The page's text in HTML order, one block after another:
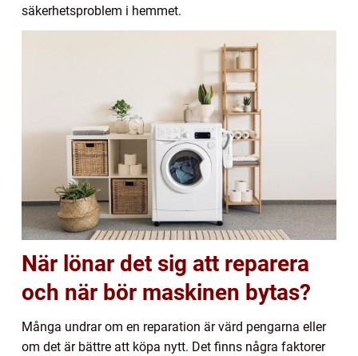
säkerhetsproblem i hemmet.
När lönar det sig att reparera
och när bör maskinen bytas?
Många undrar om en reparation är värd pengarna eller
om det är bättre att köpa nytt. Det finns några faktorer